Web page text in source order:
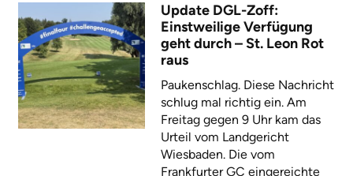
Update DGL-Zoff:
Einstweilige Verfügung
geht durch – St. Leon Rot
raus
Paukenschlag. Diese Nachricht
schlug mal richtig ein. Am
Freitag gegen 9 Uhr kam das
Urteil vom Landgericht
Wiesbaden. Die vom
Frankfurter GC eingereichte